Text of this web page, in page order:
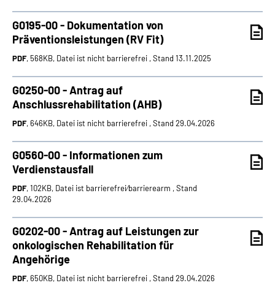
G0195-00 - Dokumentation von
Präventionsleistungen (RV Fit)
PDF, 568KB, Datei ist nicht barrierefrei , Stand 13.11.2025
G0250-00 - Antrag auf
Anschlussrehabilitation (AHB)
PDF, 646KB, Datei ist nicht barrierefrei , Stand 29.04.2026
G0560-00 - Informationen zum
Verdienstausfall
PDF, 102KB, Datei ist barrierefrei⁄barrierearm , Stand
29.04.2026
G0202-00 - Antrag auf Leistungen zur
onkologischen Rehabilitation für
Angehörige
PDF, 650KB, Datei ist nicht barrierefrei , Stand 29.04.2026